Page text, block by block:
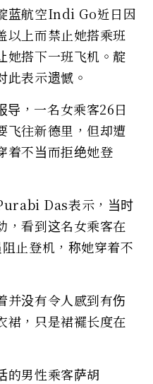
蓝航空Indi Go近日因
以上而禁止她搭乘班
她搭下一班飞机。靛
此表示遗憾。
，一名女乘客26日
飞往新德里，但却遭
着不当而拒绝她登
Das表示，当时
，看到这名女乘客在
止登机，称她穿着不
并没有令人感到有伤
裙，只是裙襬长度在
的男性乘客萨胡